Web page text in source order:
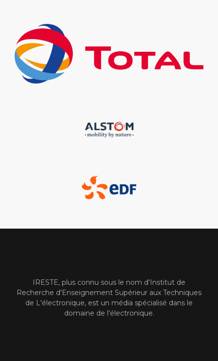
IRESTE, plus connu sous le nom d'Institut de
Recherche d'Enseignement Supérieur aux Techniques
de L'électronique, est un média spécialisé dans le
domaine de l'électronique.